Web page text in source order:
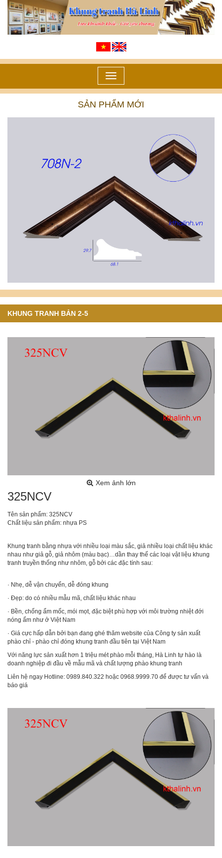
Toggle
navigation
SẢN PHẨM MỚI
KHUNG TRANH BẢN 2-5
Xem ảnh lớn
325NCV
Tên sản phẩm: 325NCV
Chất liệu sản phẩm: nhựa PS
Khung tranh bằng nhựa với nhiều loại màu sắc, giả nhiều loại chất liệu khác
nhau như giả gỗ, giả nhôm (màu bạc)…dần thay thế các loại vật liệu khung
tranh truyền thống như nhôm, gỗ bởi các đặc tính sau:
· Nhẹ, dễ vận chuyển, dễ đóng khung
· Đẹp: do có nhiều mẫu mã, chất liệu khác nhau
· Bền, chống ẩm mốc, mói mọt, đặc biệt phù hợp với môi trường nhiệt đới
nóng ẩm như ở Việt Nam
· Giá cực hấp dẫn bởi bạn đang ghé thăm website của Công ty sản xuất
phào chỉ - phào chỉ đóng khung tranh đầu tiên tại Việt Nam
Với năng lực sản xuất hơn 1 triệu mét phào mỗi tháng, Hà Linh tự hào là
doanh nghiệp đi đầu về mẫu mã và chất lượng phào khung tranh
Liên hệ ngay Hotline: 0989.840.322 hoặc 0968.9999.70 để được tư vấn và
báo giá